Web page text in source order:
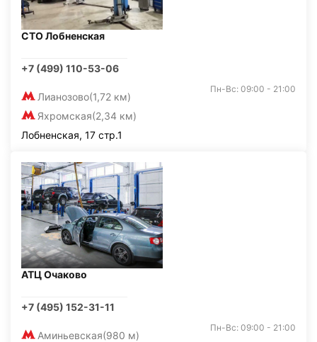
СТО Лобненская
+7 (499) 110-53-06
Лианозово(1,72 км)
Яхромская(2,34 км)
Пн-Вс: 09:00 - 21:00
Лобненская, 17 стр.1
АТЦ Очаково
+7 (495) 152-31-11
Аминьевская(980 м)
Пн-Вс: 09:00 - 21:00